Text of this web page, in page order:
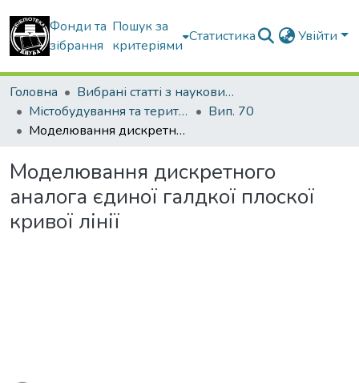
Фонди та
зібрання
Пошук за
критеріями
Статистика Увійти
Головна
Вибрані статті з наукових збірників КНУБА
Містобудування та територіальне планування
Вип. 70
Моделювання дискретного аналога єдиної галдкої плоскої кривої лінії
Моделювання дискретного
аналога єдиної галдкої плоскої
кривої лінії